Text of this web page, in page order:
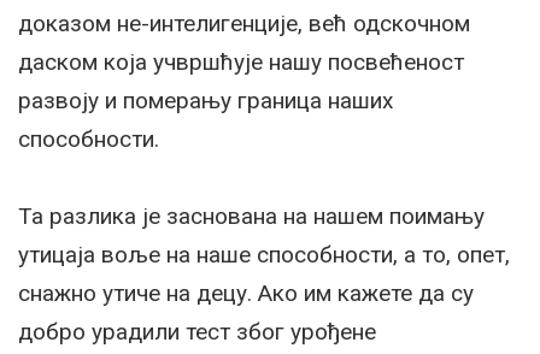
доказом не-интелигенције, већ одскочном
даском која учвршћује нашу посвећеност
развоју и померању граница наших
способности.
Та разлика је заснована на нашем поимању
утицаја воље на наше способности, а то, опет,
снажно утиче на децу. Ако им кажете да су
добро урадили тест због урођене